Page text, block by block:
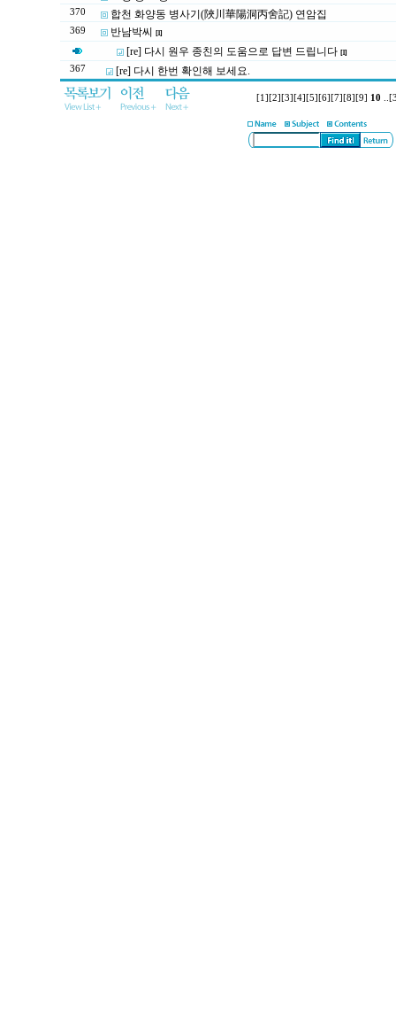
370 합천 화양동 병사기(陜川華陽洞丙舍記) 연암집
369 반남박씨 [1]
[re] 다시 원우 종친의 도움으로 답변 드립니다 [1]
367 [re] 다시 한번 확인해 보세요.
[1] [2] [3] [4] [5] [6] [7] [8] [9] 10